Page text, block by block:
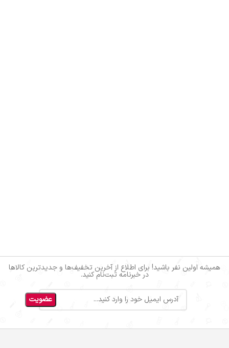
همیشه اولین نفر باشید! برای اطلاع از آخرین تخفیف‌ها و جدیدترین کالاها
در خبرنامه ثبت‌نام کنید.